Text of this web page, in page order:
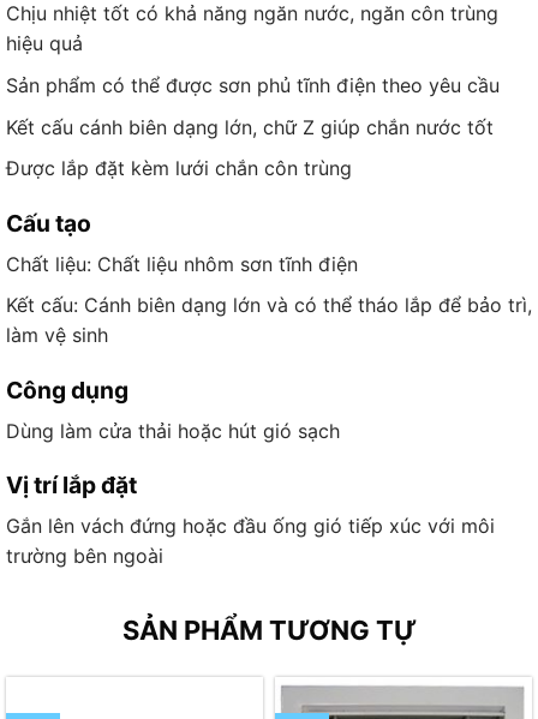
Chịu nhiệt tốt có khả năng ngăn nước, ngăn côn trùng
hiệu quả
Sản phẩm có thể được sơn phủ tĩnh điện theo yêu cầu
Kết cấu cánh biên dạng lớn, chữ Z giúp chắn nước tốt
Được lắp đặt kèm lưới chắn côn trùng
Cấu tạo
Chất liệu: Chất liệu nhôm sơn tĩnh điện
Kết cấu: Cánh biên dạng lớn và có thể tháo lắp để bảo trì,
làm vệ sinh
Công dụng
Dùng làm cửa thải hoặc hút gió sạch
Vị trí lắp đặt
Gắn lên vách đứng hoặc đầu ống gió tiếp xúc với môi
trường bên ngoài
SẢN PHẨM TƯƠNG TỰ